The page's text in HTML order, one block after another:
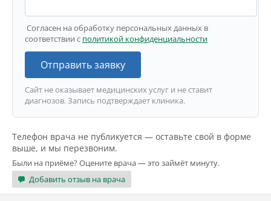
Согласен на обработку персональных данных в
соответствии с политикой конфиденциальности
Отправить заявку
Сайт не оказывает медицинских услуг и не ставит
диагнозов. Запись подтверждает клиника.
Телефон врача не публикуется — оставьте свой в форме
выше, и мы перезвоним.
Были на приёме? Оцените врача — это займёт минуту.
Добавить отзыв на врача